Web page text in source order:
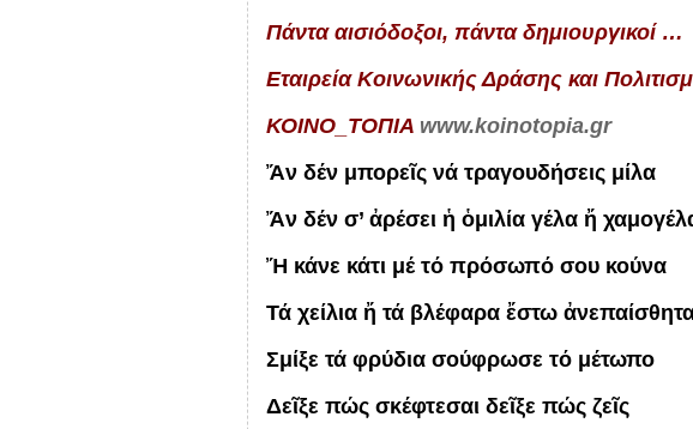
Πάντα αισιόδοξοι, πάντα δημιουργικοί …
Εταιρεία Κοινωνικής Δράσης και
ΚΟΙΝΟ_ΤΟΠΙΑ www.koinotopia.gr
Ἄν δέν μπορεῖς νά τραγουδήσεις μίλα
Ἄν δέν σ’ ἀρέσει ἡ ὁμιλία γέλα ἤ
Ἤ κάνε κάτι μέ τό πρόσωπό σου κούνα
Τά χείλια ἤ τά βλέφαρα ἔστω
Σμίξε τά φρύδια σούφρωσε τό μέτωπο
Δεῖξε πώς σκέφτεσαι δεῖξε πώς ζεῖς